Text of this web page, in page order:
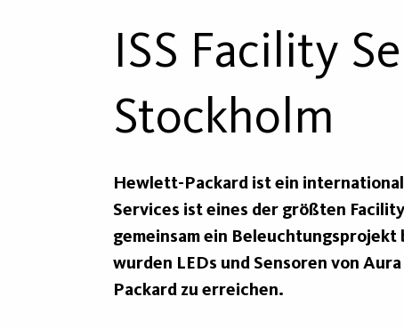
ISS Facility
Stockholm
Hewlett-Packard ist ein
Services ist eines der größten
gemeinsam ein
wurden LEDs und Sensoren von
Packard zu erreichen.